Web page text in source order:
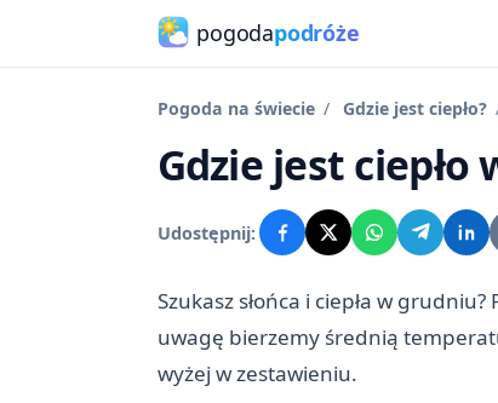
pogodapodróże
Pogoda na świecie Gdzie jest ciepło?
Gdzie jest
Udostępnij:
Szukasz słońca i ciepła w
uwagę bierzemy średnią
wyżej w zestawieniu.